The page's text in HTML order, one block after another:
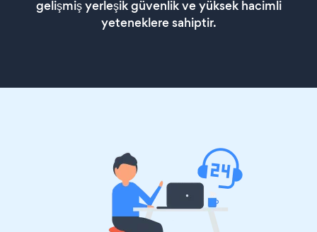
gelişmiş yerleşik güvenlik ve yüksek hacimli
yeteneklere sahiptir.